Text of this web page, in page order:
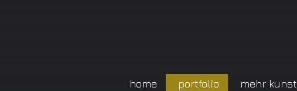
home portfolio mehr kunst